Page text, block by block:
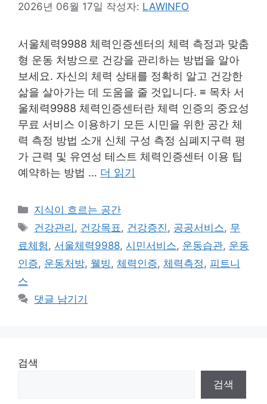
2026년 06월 17일 작성자: LAWINFO
서울체력9988 체력인증센터의 체력 측정과 맞춤
형 운동 처방으로 건강을 관리하는 방법을 알아
보세요. 자신의 체력 상태를 정확히 알고 건강한
삶을 살아가는 데 도움을 줄 것입니다. ≡ 목차 서
울체력9988 체력인증센터란 체력 인증의 중요성
무료 서비스 이용하기 모든 시민을 위한 공간 체
력 측정 방법 소개 신체 구성 측정 심폐지구력 평
가 근력 및 유연성 테스트 체력인증센터 이용 팁
예약하는 방법 … 더 읽기
카
테
리
지식이 흐르는 공간
태
그
건강관리 , 건강목표, 건강증진, 공공서비스, 무
료체험, 서울체력9988, 시민서비스, 운동습관, 운동
인증, 운동처방, 웰빙, 체력인증, 체력측정, 피트니
스
댓글 남기기
검색
검색